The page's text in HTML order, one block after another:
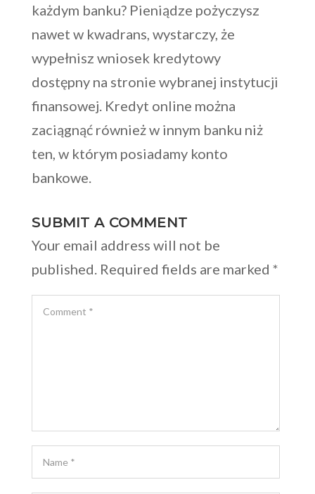
każdym banku? Pieniądze pożyczysz
nawet w kwadrans, wystarczy, że
wypełnisz wniosek kredytowy
dostępny na stronie wybranej instytucji
finansowej. Kredyt online można
zaciągnąć również w innym banku niż
ten, w którym posiadamy konto
bankowe.
SUBMIT A COMMENT
Your email address will not be
published. Required fields are marked *